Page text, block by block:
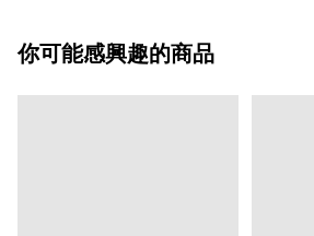
你可能感興趣的商品